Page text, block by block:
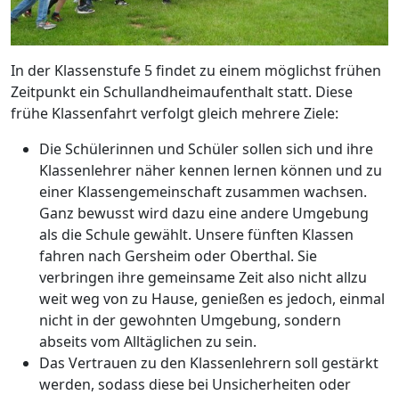
In der Klassenstufe 5 findet zu einem möglichst frühen
Zeitpunkt ein Schullandheimaufenthalt statt. Diese
frühe Klassenfahrt verfolgt gleich mehrere Ziele:
Die Schülerinnen und Schüler sollen sich und ihre
Klassenlehrer näher kennen lernen können und zu
einer Klassengemeinschaft zusammen wachsen.
Ganz bewusst wird dazu eine andere Umgebung
als die Schule gewählt. Unsere fünften Klassen
fahren nach Gersheim oder Oberthal. Sie
verbringen ihre gemeinsame Zeit also nicht allzu
weit weg von zu Hause, genießen es jedoch, einmal
nicht in der gewohnten Umgebung, sondern
abseits vom Alltäglichen zu sein.
Das Vertrauen zu den Klassenlehrern soll gestärkt
werden, sodass diese bei Unsicherheiten oder